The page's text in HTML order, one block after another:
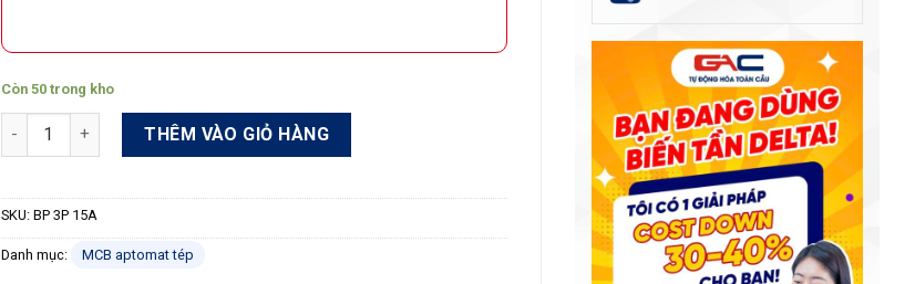
Còn 50 trong kho
Aptomat tép nhỏ MCB Shihlin BP 3P 15A 5kA số lượng
THÊM VÀO GIỎ HÀNG
SKU: BP 3P 15A
Danh mục: MCB aptomat tép